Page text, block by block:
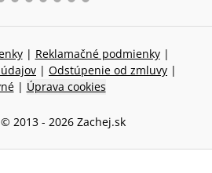
| Reklamačné podmienky |
| Odstúpenie od zmluvy |
| Úprava cookies
2013 - 2026 Zachej.sk